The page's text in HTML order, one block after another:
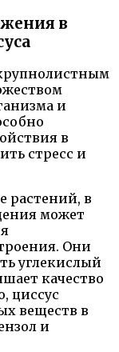
в
и
в
стресс и
растений, в
может
Они
углекислый
качество
циссус
веществ в
и